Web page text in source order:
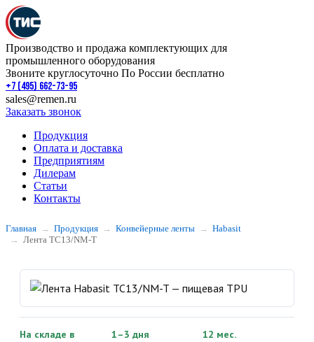
Производство и продажа комплектующих для
промышленного оборудования
Звоните круглосуточно По России бесплатно
+7 (495) 662-73-95
sales@remen.ru
Заказать звонок
Продукция
Оплата и доставка
Предприятиям
Дилерам
Статьи
Контакты
Главная Продукция Конвейерные ленты
Habasit
Лента TC13/NM-T
На складе в
1–3 дня 12 мес.